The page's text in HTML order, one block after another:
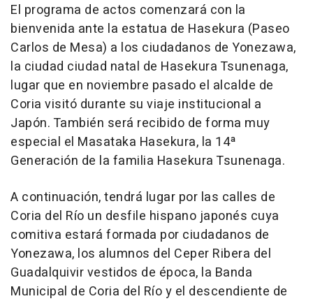
El programa de actos comenzará con la
bienvenida ante la estatua de Hasekura (Paseo
Carlos de Mesa) a los ciudadanos de Yonezawa,
la ciudad ciudad natal de Hasekura Tsunenaga,
lugar que en noviembre pasado el alcalde de
Coria visitó durante su viaje institucional a
Japón. También será recibido de forma muy
especial el Masataka Hasekura, la 14ª
Generación de la familia Hasekura Tsunenaga.
A continuación, tendrá lugar por las calles de
Coria del Río un desfile hispano japonés cuya
comitiva estará formada por ciudadanos de
Yonezawa, los alumnos del Ceper Ribera del
Guadalquivir vestidos de época, la Banda
Municipal de Coria del Río y el descendiente de